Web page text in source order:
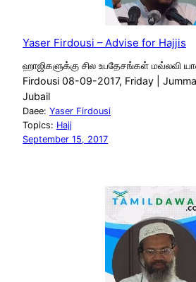
Yaser Firdousi – Advise for Hajjis
ஹாஜிகளுக்கு சில உபதேசங்கள் மவ்லவி
Firdousi 08-09-2017, Friday |
Jubail
Daee: Yaser Firdousi
Topics: Hajj
September 15, 2017